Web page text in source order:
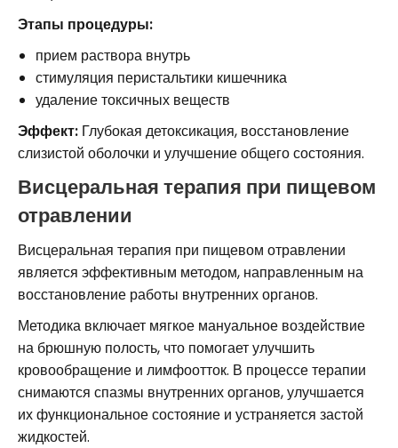
Этапы процедуры:
прием раствора внутрь
стимуляция перистальтики кишечника
удаление токсичных веществ
Эффект: Глубокая детоксикация, восстановление
слизистой оболочки и улучшение общего состояния.
Висцеральная терапия при пищевом
отравлении
Висцеральная терапия при пищевом отравлении
является эффективным методом, направленным на
восстановление работы внутренних органов.
Методика включает мягкое мануальное воздействие
на брюшную полость, что помогает улучшить
кровообращение и лимфоотток. В процессе терапии
снимаются спазмы внутренних органов, улучшается
их функциональное состояние и устраняется застой
жидкостей.